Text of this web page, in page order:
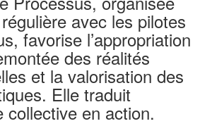
avec les pilotes
favorise l’appropriation
des réalités
et la valorisation des
Elle traduit
collective en action.